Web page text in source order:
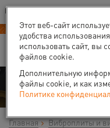
Ваш город:Екатеринбург
В Вашем регионе нет наших
Аренда
Главная
Виброплиты и
Этот веб-сайт
удобства
использовать сайт, вы
файлов cookie.
Дополнительную
файлы cookie, и как
Политике